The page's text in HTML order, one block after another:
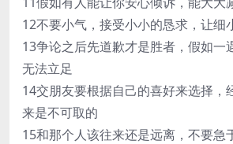
12不要小气，接受小小的恳求，让细
13争论之后先道歉才是胜者，假如一
无法立足
14交朋友要根据自己的喜好来选择，
来是不可取的
15和那个人该往来还是远离，不要急